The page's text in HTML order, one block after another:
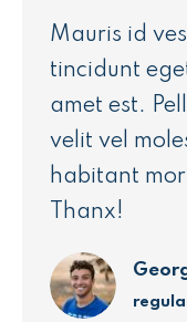
Mauris id
tincidunt
amet est.
velit vel
habitant
Thanx!